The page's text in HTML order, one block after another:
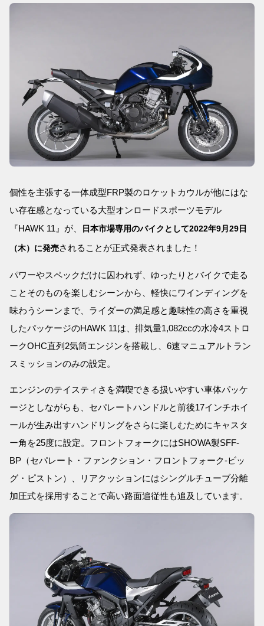
個性を主張する一体成型FRP製のロケットカウルが他にはな
い存在感となっている大型オンロードスポーツモデル
『HAWK 11』が、
日本市場専用のバイクとして2022年9月29日
（木）に発売されることが正式発表されました！
パワーやスペックだけに囚われず、ゆったりとバイクで走る
ことそのものを楽しむシーンから、軽快にワインディングを
味わうシーンまで、ライダーの満足感と趣味性の高さを重視
したパッケージのHAWK 11は、排気量1,082ccの水冷4ストロ
ークOHC直列2気筒エンジンを搭載し、6速マニュアルトラン
スミッションのみの設定。
エンジンのテイスティさを満喫できる扱いやすい車体パッケ
ージとしながらも、セパレートハンドルと前後17インチホイ
ールが生み出すハンドリングをさらに楽しむためにキャスタ
ー角を25度に設定。フロントフォークにはSHOWA製SFF-
BP（セパレート・ファンクション・フロントフォーク-ビッ
グ・ピストン）、リアクッションにはシングルチューブ分離
加圧式を採用することで高い路面追従性も追及しています。